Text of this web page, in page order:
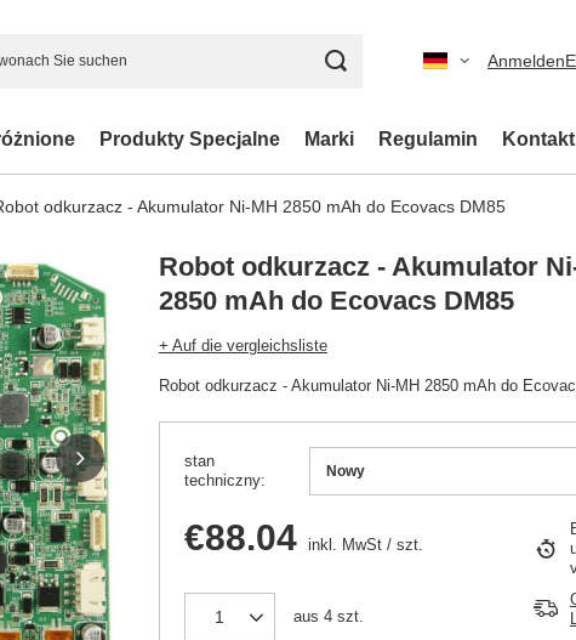
Anmelden
Produkty Specjalne Marki Regulamin Kontakt
odkurzacz - Akumulator Ni-MH 2850 mAh do Ecovacs DM85
Robot odkurzacz - Akumulator
2850 mAh do Ecovacs DM85
+ Auf die vergleichsliste
Robot odkurzacz - Akumulator Ni-MH 2850 mAh do
stan
techniczny
Nowy
€88.04 inkl. MwSt / szt.
aus 4 szt.